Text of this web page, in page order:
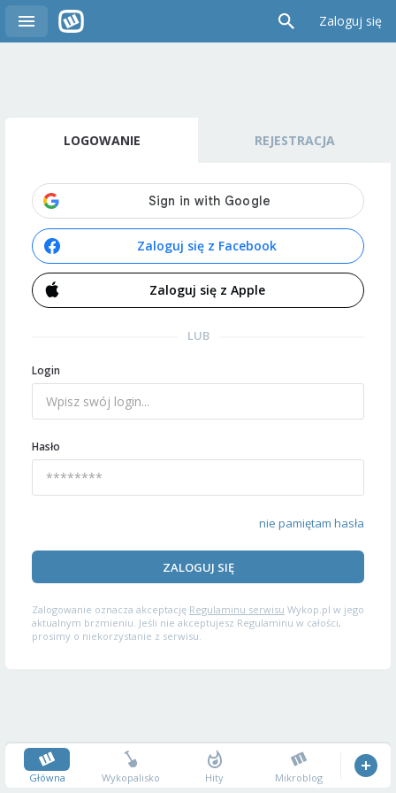
Zaloguj się
LOGOWANIE REJESTRACJA
Zaloguj się z Facebook
Zaloguj się z Apple
LUB
Login
Hasło
nie pamiętam hasła
ZALOGUJ SIĘ
Zalogowanie oznacza akceptację Regulaminu serwisu Wykop.pl w jego
aktualnym brzmieniu. Jeśli nie akceptujesz Regulaminu w całości,
prosimy o niekorzystanie z serwisu.
Główna Wykopalisko Hity Mikroblog